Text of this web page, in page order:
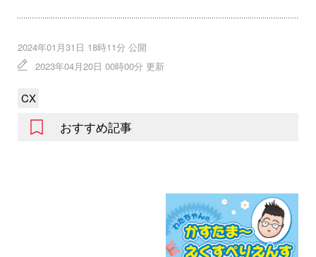
2024年01月31日 18時11分 公開
2023年04月20日 00時00分 更新
CX
おすすめ記事